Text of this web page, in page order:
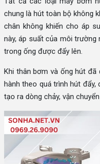
chung là hút toàn bộ không
chân không khiến cho áp
này, áp suất của môi
trong ống được đẩy lên.
Khi thân bơm và ống hút
hành theo quá trình hút
tạo ra dòng chảy, vận